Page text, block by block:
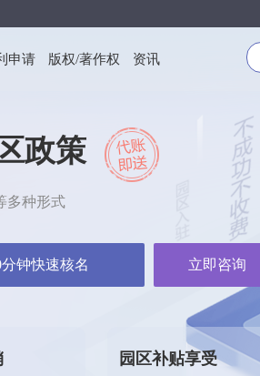
申请 版权/著作权 资讯
政策
多种形式
分钟快速核名 立即咨询
园区补贴享受